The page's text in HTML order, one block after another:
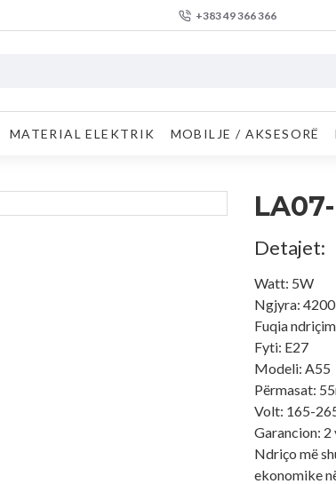
+383 49 366 366
MATERIAL ELEKTRIK MOBILJE / AKSESORË
Detajet:
Watt: 5W
Ngjyra:
Fuqia
Fyti: E27
Modeli: A55
Përmasat:
Volt: 165-
Garancion: 2
Ndriço më
ekonomike